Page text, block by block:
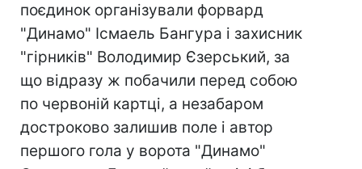
поєдинок організували форвард
"Динамо" Ісмаель Бангура і захисник
"гірників" Володимир Єзерський, за
що відразу ж побачили перед собою
по червоній картці, а незабаром
достроково залишив поле і автор
першого гола у ворота "Динамо"